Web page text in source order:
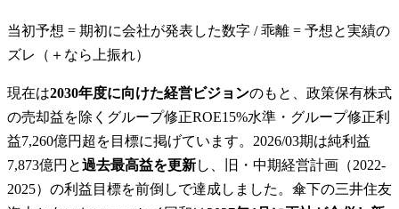
当初予想 = 期初に会社が発表した数字 / 乖離 = 予想と実績の
ズレ（＋なら上振れ）
現在は2030年度に向けた経営ビジョンのもと、政策保有株式
の売却益を除くグループ修正ROE15%水準・グループ修正利
益7,260億円超を目標に掲げています。2026/03期は純利益
7,873億円と過去最高益を更新し、旧・中期経営計画（2022-
2025）の利益目標を前倒しで達成しました。傘下の三井住友